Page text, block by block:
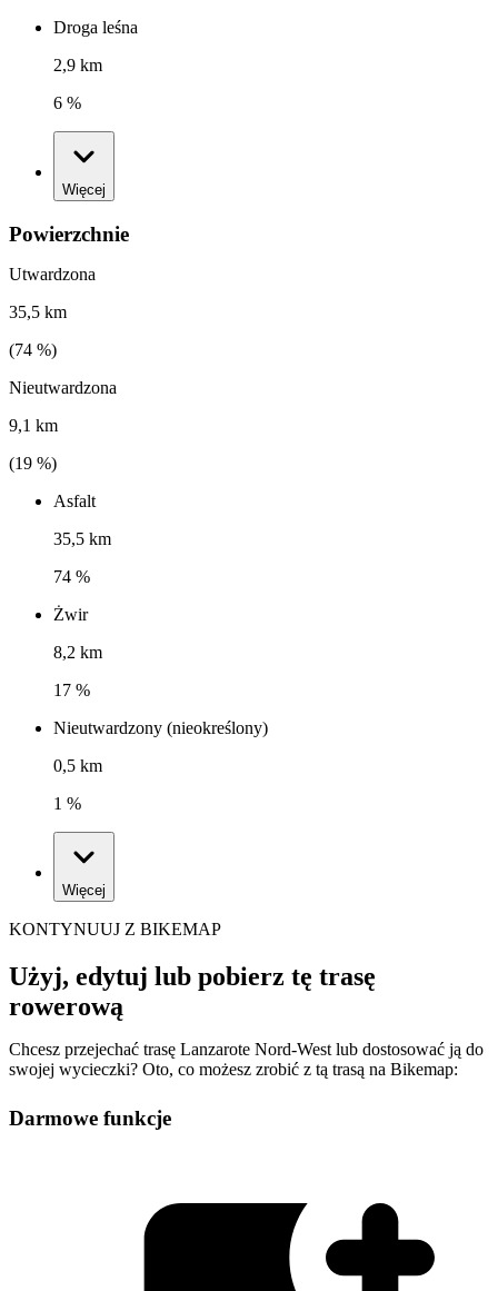
Droga leśna
2,9 km
6 %
Więcej
Powierzchnie
Utwardzona
35,5 km
(74 %)
Nieutwardzona
9,1 km
(19 %)
Asfalt
35,5 km
74 %
Żwir
8,2 km
17 %
Nieutwardzony (nieokreślony)
0,5 km
1 %
Więcej
KONTYNUUJ Z BIKEMAP
Użyj, edytuj lub pobierz tę trasę
rowerową
Chcesz przejechać trasę Lanzarote Nord-West lub dostosować ją do
swojej wycieczki? Oto, co możesz zrobić z tą trasą na Bikemap:
Darmowe funkcje